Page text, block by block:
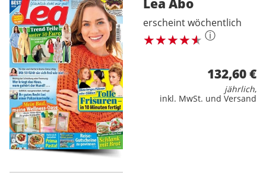
Lea Abo
erscheint wöchentlich
ⓘ
132,60 €
jährlich,
inkl. MwSt. und Versand